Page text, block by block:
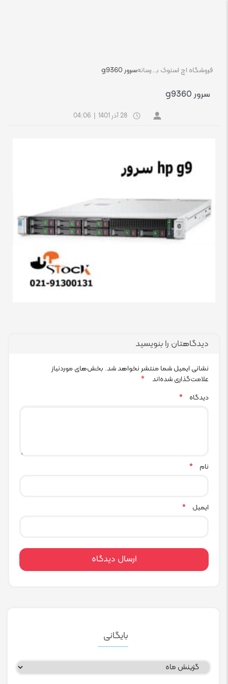
فروشگاه اچ استوک بازار انلاین تجهیزات کامپیوتر استوکرسانهسرور g9360
سرور g9360
28 آذر 1401 04:06
دیدگاهتان را بنویسید
نشانی ایمیل شما منتشر نخواهد شد. بخش‌های موردنیاز
علامت‌گذاری شده‌اند
*
دیدگاه
*
نام *
ایمیل *
بایگانی
بایگانی